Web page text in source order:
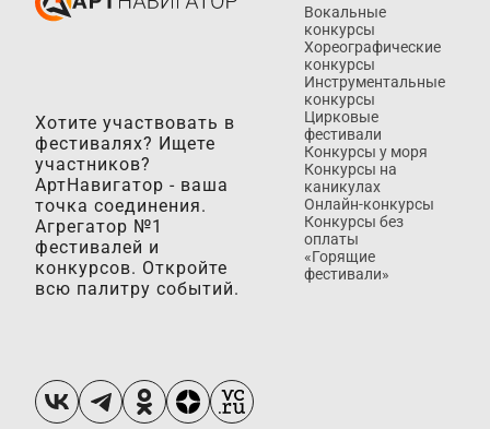
Хотите участвовать в
фестивалях? Ищете
участников?
АртНавигатор - ваша
точка соединения.
Агрегатор №1
фестивалей и
конкурсов. Откройте
всю палитру событий.
Вокальные
конкурсы
Хореографические
конкурсы
Инструментальные
конкурсы
Цирковые
фестивали
Конкурсы у моря
Конкурсы на
каникулах
Онлайн-конкурсы
Конкурсы без
оплаты
«Горящие
фестивали»